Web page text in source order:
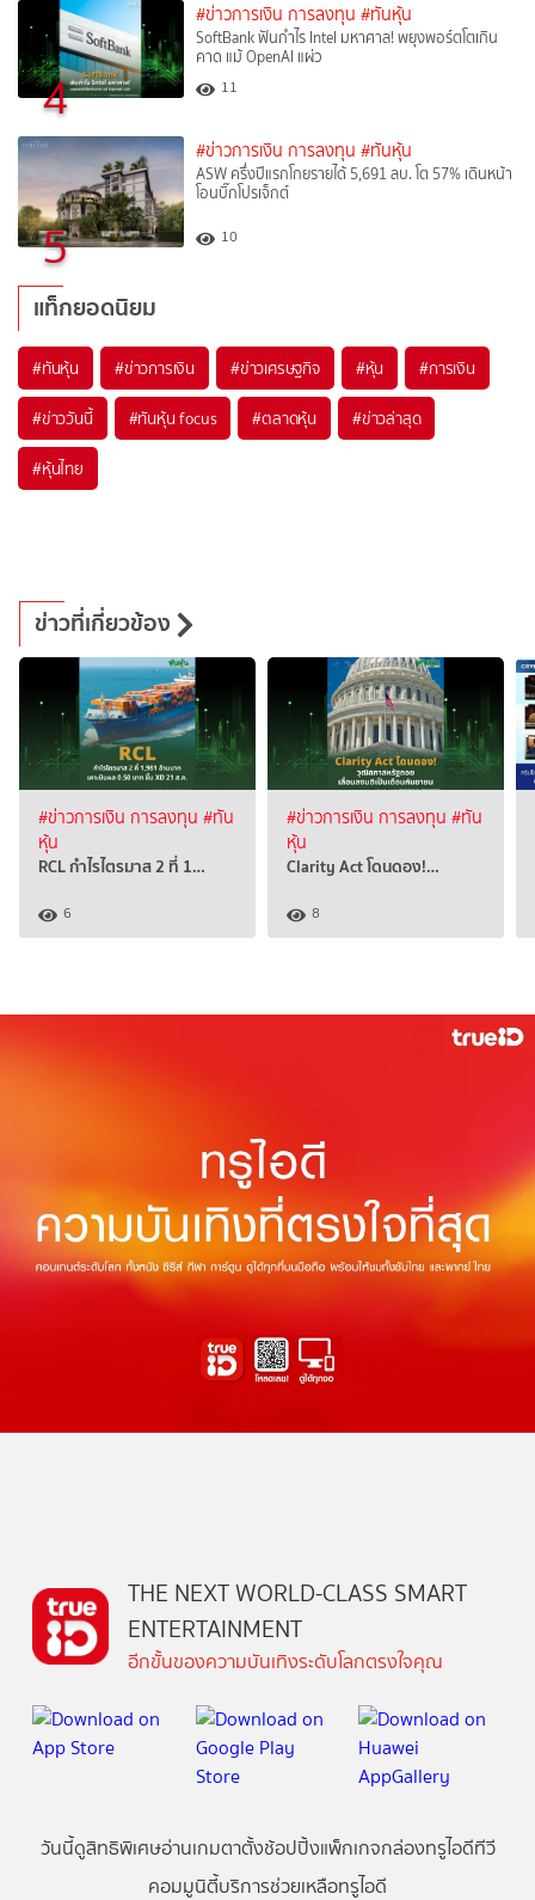
4
#ข่าวการเงิน การลงทุน #ทันหุ้น
SoftBank ฟันกำไร Intel มหาศาล! พยุงพอร์ตโตเกิน
คาด แม้ OpenAI แผ่ว
11
5
#ข่าวการเงิน การลงทุน #ทันหุ้น
ASW ครึ่งปีแรกโกยรายได้ 5,691 ลบ. โต 57% เดินหน้า
โอนบิ๊กโปรเจ็กต์
10
แท็กยอดนิยม
#ทันหุ้น #ข่าวการเงิน #ข่าวเศรษฐกิจ #หุ้น #การเงิน
#ข่าววันนี้ #ทันหุ้น focus #ตลาดหุ้น #ข่าวล่าสุด
#หุ้นไทย
ข่าวที่เกี่ยวข้อง
#ข่าวการเงิน การลงทุน #ทัน
หุ้น
RCL กำไรไตรมาส 2 ที่ 1…
6
#ข่าวการเงิน การลงทุน #ทัน
หุ้น
Clarity Act โดนดอง!…
8
THE NEXT WORLD-CLASS SMART
ENTERTAINMENT
อีกขั้นของความบันเทิงระดับโลกตรงใจคุณ
วันนี้ดูสิทธิพิเศษอ่านเกมตาตั้งช้อปปิ้งแพ็กเกจกล่องทรูไอดีทีวี
คอมมูนิตี้บริการช่วยเหลือทรูไอดี